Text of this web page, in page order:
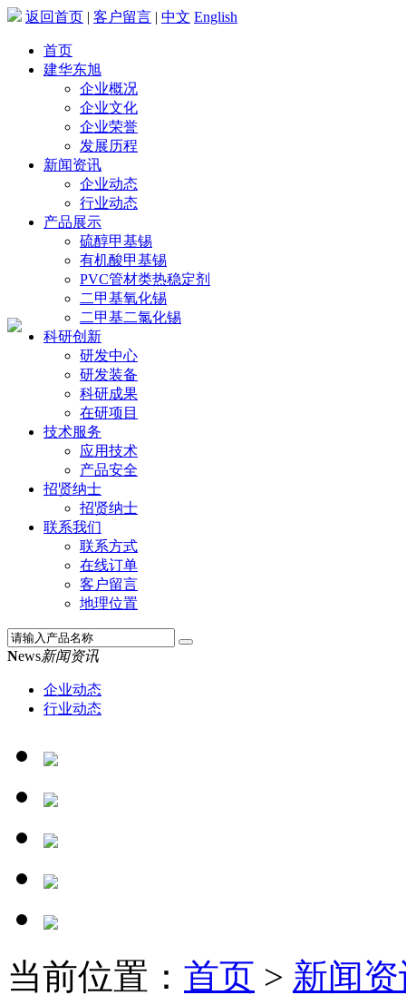
返回首页 | 客户留言 | 中文 English
首页
建华东旭
企业概况
企业文化
企业荣誉
发展历程
新闻资讯
企业动态
行业动态
产品展示
硫醇甲基锡
有机酸甲基锡
PVC管材类热稳定剂
二甲基氧化锡
二甲基二氯化锡
科研创新
研发中心
研发装备
科研成果
在研项目
技术服务
应用技术
产品安全
招贤纳士
招贤纳士
联系我们
联系方式
在线订单
客户留言
地理位置
News新闻资讯
企业动态
行业动态
当前位置： 首页 > 新闻